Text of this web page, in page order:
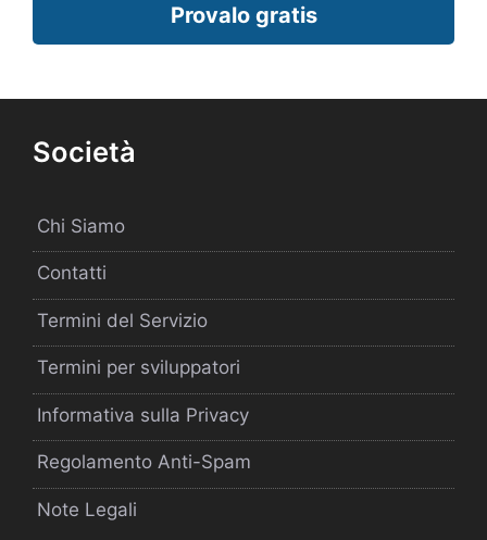
Provalo gratis
Società
Chi Siamo
Contatti
Termini del Servizio
Termini per sviluppatori
Informativa sulla Privacy
Regolamento Anti-Spam
Note Legali